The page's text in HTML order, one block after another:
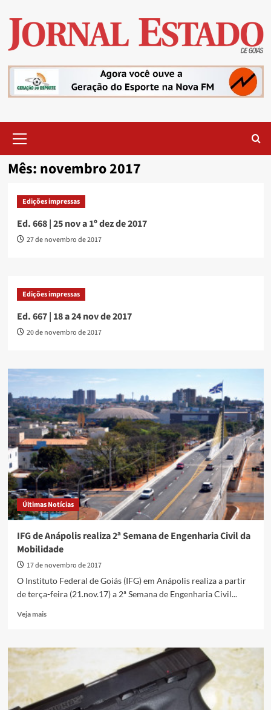
content
Menu
Mês: novembro 2017
Edições impressas
Ed. 668 | 25 nov a 1º dez de 2017
27 de novembro de 2017
Edições impressas
Ed. 667 | 18 a 24 nov de 2017
20 de novembro de 2017
Últimas Notícias
IFG de Anápolis realiza 2ª Semana de Engenharia Civil da
Mobilidade
17 de novembro de 2017
O Instituto Federal de Goiás (IFG) em Anápolis realiza a partir
de terça-feira (21.nov.17) a 2ª Semana de Engenharia Civil...
Veja maisRead
IFG
Anápolis
2ª
Semana